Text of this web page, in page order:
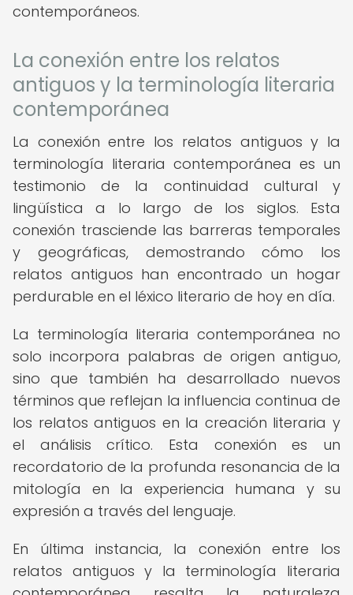
contemporáneos.
La conexión entre los relatos
antiguos y la terminología literaria
contemporánea
La conexión entre los relatos antiguos y la
terminología literaria contemporánea es un
testimonio de la continuidad cultural y
lingüística a lo largo de los siglos. Esta
conexión trasciende las barreras temporales
y geográficas, demostrando cómo los
relatos antiguos han encontrado un hogar
perdurable en el léxico literario de hoy en día.
La terminología literaria contemporánea no
solo incorpora palabras de origen antiguo,
sino que también ha desarrollado nuevos
términos que reflejan la influencia continua de
los relatos antiguos en la creación literaria y
el análisis crítico. Esta conexión es un
recordatorio de la profunda resonancia de la
mitología en la experiencia humana y su
expresión a través del lenguaje.
En última instancia, la conexión entre los
relatos antiguos y la terminología literaria